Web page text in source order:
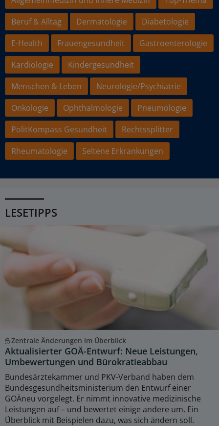
Beruf & Alltag
Dermatologie
Diabetologie
E-Health
Frauengesundheit
Gastroenterologie
Kardiologie
Kindergesundheit
Menschen & Leben
Neurologie/Psychiatrie
Onkologie
Ophthalmologie
Pneumologie
PolitKompass Gesundheit
Rechtssplitter
Rheumatologie
Seltene Erkrankungen
LESETIPPS
Zentrale Änderungen im Überblick
Aktualisierter GOÄ-Entwurf: Neue Leistungen,
Umbewertungen und Bürokratieabbau
Bundesärztekammer und PKV-Verband haben dem
Bundesgesundheitsministerium den Entwurf einer
GOÄneu vorgelegt. Er nimmt innovative medizinische
Leistungen auf – und bewertet einige andere um. Ein
Überblick mit Beispielen dazu, was sich ändern soll.